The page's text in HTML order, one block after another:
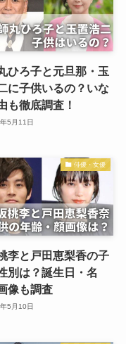
ひろ子と元旦那・玉
に子供いるの？いな
も徹底調査！
5月11日
俳優・女優
李と戸田恵梨香の子
別は？誕生日・名
像も調査
5月10日